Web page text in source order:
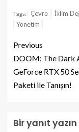
Tags: Çevre İklim
Yönetim
Previous
DOOM: The Dark
GeForce RTX 50
Paketi ile Tanışın!
Bir yanıt yazın